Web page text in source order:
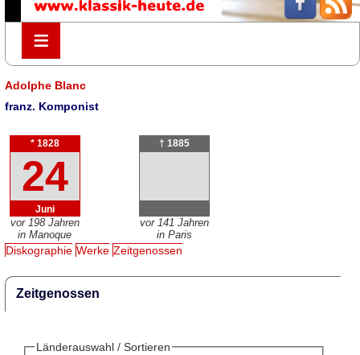
≡
≡
Adolphe Blanc
franz. Komponist
* 1828
24
Juni
vor 198 Jahren
in Manoque
† 1885
vor 141 Jahren
in Paris
Diskographie Werke Zeitgenossen
Zeitgenossen
Länderauswahl / Sortieren